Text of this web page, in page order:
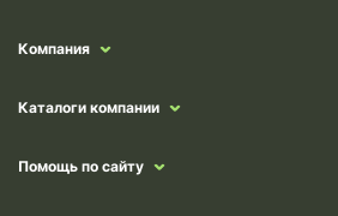
Компания
Каталоги компании
Помощь по сайту